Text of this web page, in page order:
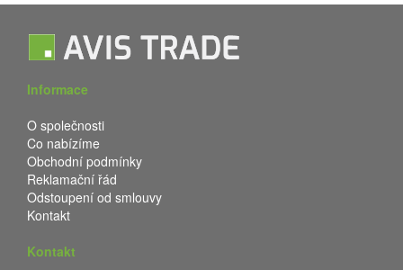
Informace
O společnosti
Co nabízíme
Obchodní podmínky
Reklamační řád
Odstoupení od smlouvy
Kontakt
Kontakt